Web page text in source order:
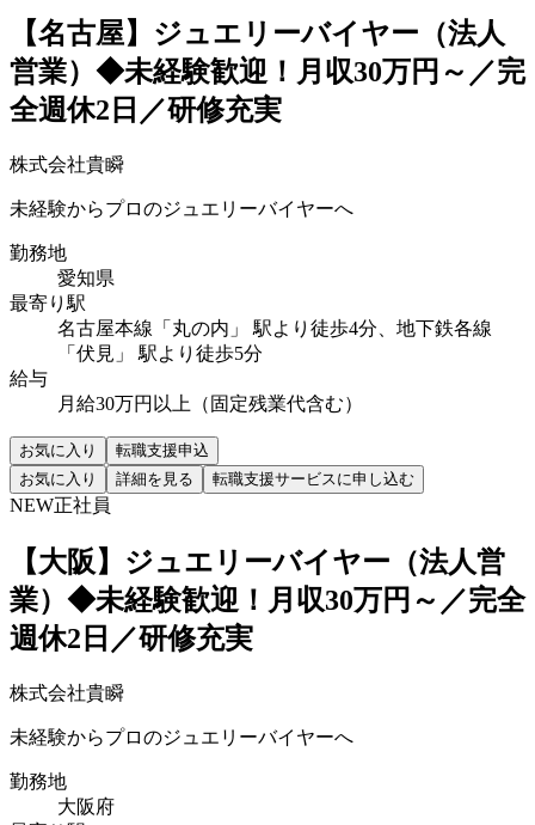
【名古屋】ジュエリーバイヤー（法人
営業）◆未経験歓迎！月収30万円～／完
全週休2日／研修充実
株式会社貴瞬
未経験からプロのジュエリーバイヤーへ
勤務地
愛知県
最寄り駅
名古屋本線「丸の内」 駅より徒歩4分、地下鉄各線
「伏見」 駅より徒歩5分
給与
月給30万円以上（固定残業代含む）
お気に入り
転職支援申込
お気に入り
詳細を見る 転職支援サービスに申し込む
NEW正社員
【大阪】ジュエリーバイヤー（法人営
業）◆未経験歓迎！月収30万円～／完全
週休2日／研修充実
株式会社貴瞬
未経験からプロのジュエリーバイヤーへ
勤務地
大阪府